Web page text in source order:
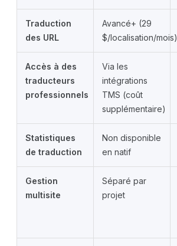
Traduction
des URL
Avancé+ (29
$/localisation/mois)
Accès à des
traducteurs
professionnels
Via les
intégrations
TMS (coût
supplémentaire)
Statistiques
de traduction
Non disponible
en natif
Gestion
multisite
Séparé par
projet